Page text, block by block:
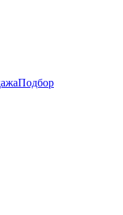
Подбор